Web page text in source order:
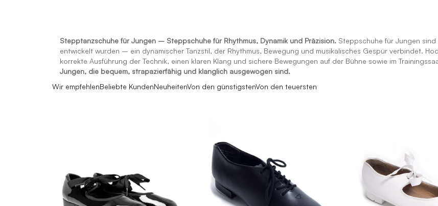
Stepptanzschuhe für Jungen – Steppschuhe für Rhythmus, Dynamik und Präzision. Steppschuhe für Jungen sind
entwickelt wurden – ein dynamischer Tanzstil, der Rhythmus, Bewegung und musikalisches Gespür verbindet.
korrekte Ausführung der Technik, einen klaren Klang und sichere Bewegungen auf der Bühne sowie im
Jungen, die bequem, strapazierfähig und klanglich ausgewogen sind.
Wir empfehlenBeliebte KundenNeuheitenVon den günstigstenVon den teuersten